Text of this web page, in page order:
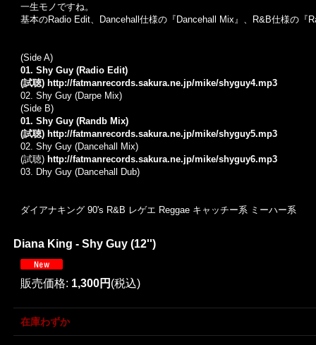
一生モノですね。
基本のRadio Edit、Dancehall仕様の『Dancehall Mix』、R&B仕様の『
(Side A)
01. Shy Guy (Radio Edit)
(試聴) http://fatmanrecords.sakura.ne.jp/mike/shyguy4.mp3
02. Shy Guy (Darpe Mix)
(Side B)
01. Shy Guy (Randb Mix)
(試聴) http://fatmanrecords.sakura.ne.jp/mike/shyguy5.mp3
02. Shy Guy (Dancehall Mix)
(試聴) http://fatmanrecords.sakura.ne.jp/mike/shyguy6.mp3
03. Dhy Guy (Dancehall Dub)
ダイアナキング 90's R&B レゲエ Reggae キャッチー系 ミーハー系
Diana King - Shy Guy (12'')
販売価格: 1,300円 (税込)
在庫わずか